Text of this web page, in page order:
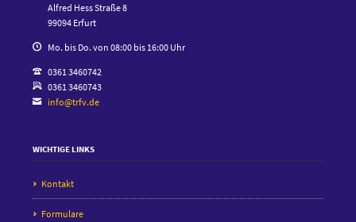
Alfred Hess Straße 8
99094 Erfurt
Mo. bis Do. von 08:00 bis 16:00 Uhr
0361 3460742
0361 3460743
info@trfv.de
WICHTIGE LINKS
Kontakt
Formulare